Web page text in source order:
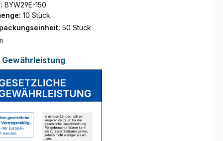
BYW29E-150
10 Stück
50 Stück